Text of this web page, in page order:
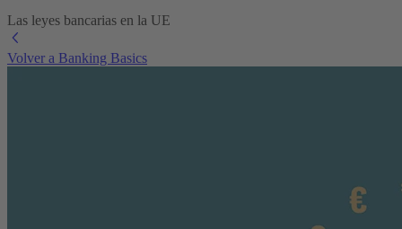
Las leyes bancarias en la UE
Volver a Banking Basics